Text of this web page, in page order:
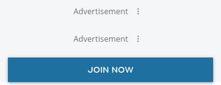
Advertisement
Advertisement
JOIN NOW